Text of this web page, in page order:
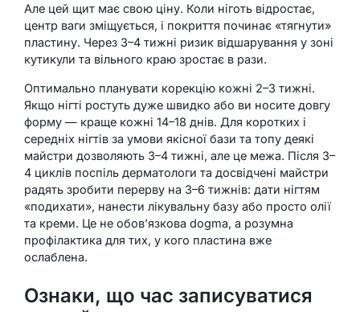
Але цей щит має свою ціну. Коли ніготь відростає,
центр ваги зміщується, і покриття починає «тягнути»
пластину. Через 3–4 тижні ризик відшарування у зоні
кутикули та вільного краю зростає в рази.
Оптимально планувати корекцію кожні 2–3 тижні.
Якщо нігті ростуть дуже швидко або ви носите довгу
форму — краще кожні 14–18 днів. Для коротких і
середніх нігтів за умови якісної бази та топу деякі
майстри дозволяють 3–4 тижні, але це межа. Після 3–
4 циклів поспіль дерматологи та досвідчені майстри
радять зробити перерву на 3–6 тижнів: дати нігтям
«подихати», нанести лікувальну базу або просто олії
та креми. Це не обов’язкова dogma, а розумна
профілактика для тих, у кого пластина вже
ослаблена.
Ознаки, що час записуватися